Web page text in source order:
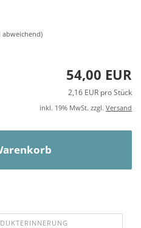
abweichend)
54,00 EUR
2,16 EUR pro Stück
inkl. 19% MwSt. zzgl. Versand